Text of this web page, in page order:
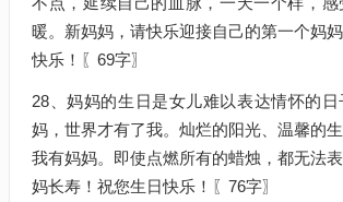
暖。新妈妈，请快乐迎接自己的第一个妈
快乐！〖69字〗
28、妈妈的生日是女儿难以表达情怀的
妈，世界才有了我。灿烂的阳光、温馨的
我有妈妈。即使点燃所有的蜡烛，都无法
妈长寿！祝您生日快乐！〖76字〗